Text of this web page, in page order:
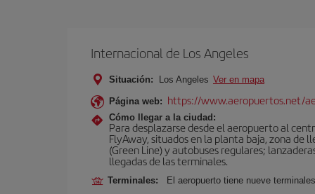
Internacional de Los Angeles
Situación: Los Angeles Ver en mapa
Página web: https://www.aeropuertos.net/
Cómo llegar a la ciudad:
Para desplazarse desde el aeropuerto al
FlyAway, situados en la planta baja, zona
(Green Line) y autobuses regulares;
llegadas de las terminales.
Terminales: El aeropuerto tiene nueve